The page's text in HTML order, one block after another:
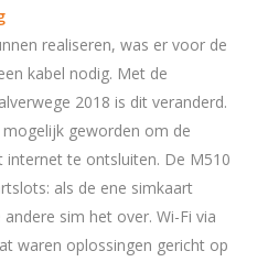
realiseren, was er voor de
kabel nodig. Met de
2018 is dit veranderd.
geworden om de
internet te ontsluiten. De M510
als de ene simkaart
sim het over. Wi-Fi via
waren oplossingen gericht op